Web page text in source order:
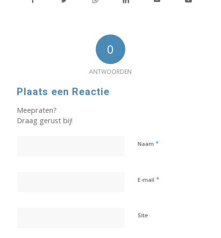
0
ANTWOORDEN
Plaats een Reactie
Meepraten?
Draag gerust bij!
Naam *
E-mail *
Site